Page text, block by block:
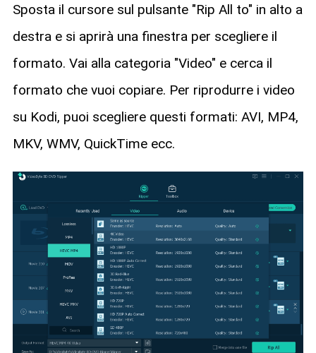
Sposta il cursore sul pulsante "Rip All to" in alto a
destra e si aprirà una finestra per scegliere il
formato. Vai alla categoria "Video" e cerca il
formato che vuoi copiare. Per riprodurre i video
su Kodi, puoi scegliere questi formati: AVI, MP4,
MKV, WMV, QuickTime ecc.